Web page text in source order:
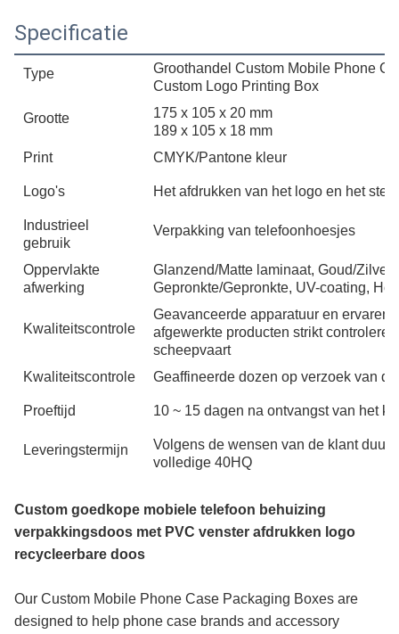
Specificatie
Type
Groothandel Custom Mobile Phone
Custom Logo Printing Box
Grootte
175 x 105 x 20 mm
189 x 105 x 18 mm
Print
CMYK/Pantone kleur
Logo's Het afdrukken van het logo en het
Industrieel
gebruik
Verpakking van telefoonhoesjes
Oppervlakte
afwerking
Glanzend/Matte laminaat, Goud/Zilver
Gepronkte/Gepronkte, UV-coating,
Kwaliteitscontrole
Geavanceerde apparatuur en ervaren
afgewerkte producten strikt
scheepvaart
Kwaliteitscontrole
Geaffineerde dozen op verzoek van
Proeftijd 10 ~ 15 dagen na ontvangst van het
Leveringstermijn
Volgens de wensen van de klant
volledige 40HQ
Custom goedkope mobiele telefoon behuizing
verpakkingsdoos met PVC venster afdrukken logo
recycleerbare doos
Our Custom Mobile Phone Case Packaging Boxes are
designed to help phone case brands and accessory